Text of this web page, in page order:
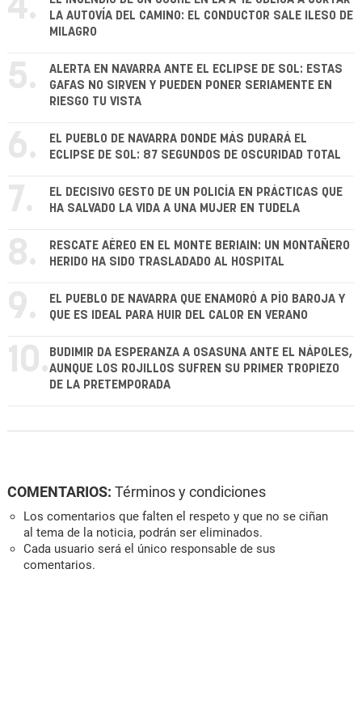
4.
LA AUTOVÍA DEL CAMINO: EL CONDUCTOR SALE ILESO DE
MILAGRO
5.
ALERTA EN NAVARRA ANTE EL ECLIPSE DE SOL: ESTAS
GAFAS NO SIRVEN Y PUEDEN PONER SERIAMENTE EN
RIESGO TU VISTA
6.
EL PUEBLO DE NAVARRA DONDE MÁS DURARÁ EL
ECLIPSE DE SOL: 87 SEGUNDOS DE OSCURIDAD TOTAL
7.
EL DECISIVO GESTO DE UN POLICÍA EN PRÁCTICAS QUE
HA SALVADO LA VIDA A UNA MUJER EN TUDELA
8.
RESCATE AÉREO EN EL MONTE BERIAIN: UN MONTAÑERO
HERIDO HA SIDO TRASLADADO AL HOSPITAL
9.
EL PUEBLO DE NAVARRA QUE ENAMORÓ A PÍO BAROJA Y
QUE ES IDEAL PARA HUIR DEL CALOR EN VERANO
10. BUDIMIR DA ESPERANZA A OSASUNA ANTE EL NÁPOLES,
AUNQUE LOS ROJILLOS SUFREN SU PRIMER TROPIEZO
DE LA PRETEMPORADA
COMENTARIOS: Términos y condiciones
Los comentarios que falten el respeto y que no se ciñan
al tema de la noticia, podrán ser eliminados.
Cada usuario será el único responsable de sus
comentarios.